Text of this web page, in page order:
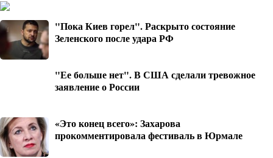
"Пока Киев горел". Раскрыто состояние
Зеленского после удара РФ
"Ее больше нет". В США сделали тревожное
заявление о России
«Это конец всего»: Захарова
прокомментировала фестиваль в Юрмале